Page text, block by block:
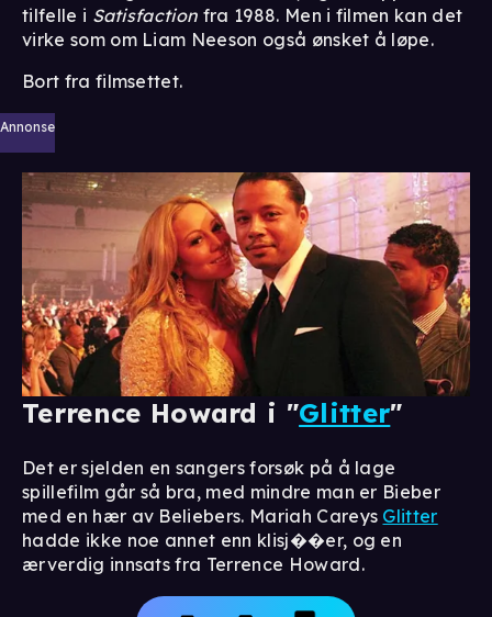
tilfelle i Satisfaction fra 1988. Men i filmen kan det
virke som om Liam Neeson også ønsket å løpe.
Bort fra filmsettet.
Annonse
Terrence Howard i "Glitter"
Det er sjelden en sangers forsøk på å lage
spillefilm går så bra, med mindre man er Bieber
med en hær av Beliebers. Mariah Careys Glitter
hadde ikke noe annet enn klisj��er, og en
ærverdig innsats fra Terrence Howard.